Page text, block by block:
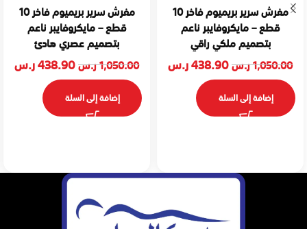
مفرش سرير بريميوم فاخر 10
قطع – مايكروفايبر ناعم
بتصميم ملكي راقي
1,050.00ر.س438.90ر.س
إضافة إلى السلة
مفرش سرير بريميوم فاخر 10
قطع – مايكروفايبر ناعم
بتصميم عصري هادئ
1,050.00ر.س438.90ر.س
إضافة إلى السلة